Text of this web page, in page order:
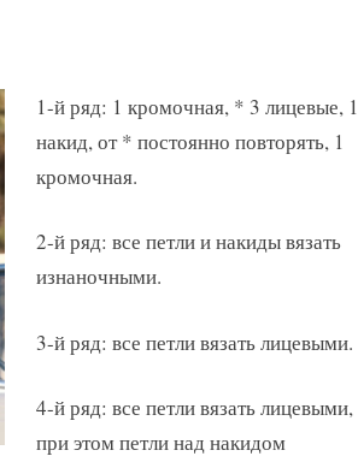
1-й ряд: 1 кромочная, * 3 лицевые, 1
накид, от * постоянно повторять, 1
кромочная.
2-й ряд: все петли и накиды вязать
изнаночными.
3-й ряд: все петли вязать лицевыми.
4-й ряд: все петли вязать лицевыми,
при этом петли над накидом